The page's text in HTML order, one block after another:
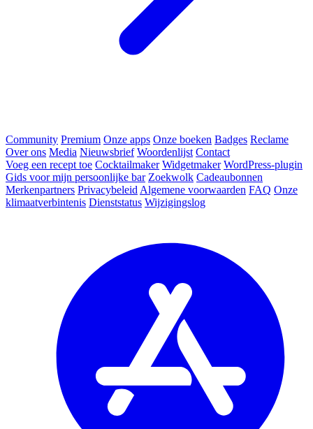
Community Premium Onze apps Onze boeken Badges Reclame
Over ons Media Nieuwsbrief Woordenlijst Contact
Voeg een recept toe Cocktailmaker Widgetmaker WordPress-plugin
Gids voor mijn persoonlijke bar Zoekwolk Cadeaubonnen
Merkenpartners Privacybeleid Algemene voorwaarden FAQ Onze
klimaatverbintenis Dienststatus Wijzigingslog